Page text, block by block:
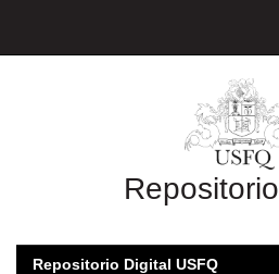
Repositorio
Repositorio Digital USFQ